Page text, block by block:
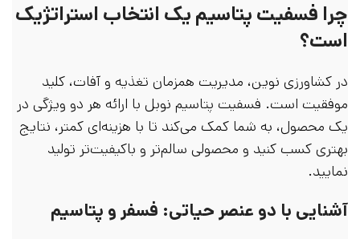
چرا فسفیت پتاسیم یک انتخاب استراتژیک
است؟
در کشاورزی نوین، مدیریت همزمان تغذیه و آفات، کلید
موفقیت است. فسفیت پتاسیم نوبل با ارائه هر دو ویژگی در
یک محصول، به شما کمک می‌کند تا با هزینه‌ای کمتر، نتایج
بهتری کسب کنید و محصولی سالم‌تر و باکیفیت‌تر تولید
نمایید.
آشنایی با دو عنصر حیاتی: فسفر و پتاسیم